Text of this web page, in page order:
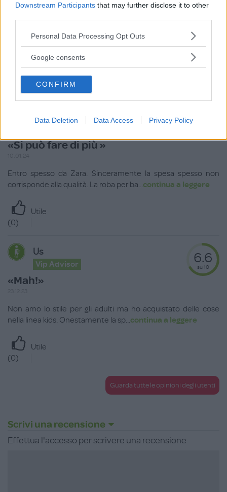
Downstream Participants that may further disclose it to other
Please note that this website/app uses one or more Google
not limited to your visit or usage behaviour. You may click to
use your data for below specified purposes in below Google
consent section.
Personal Data Processing Opt Outs
Google consents
CONFIRM
Data Deletion Data Access Privacy Policy
«Non del tutto soddisfatto »
18.01.24
Ho acquistato alcuni capi ma in tutta onestà non sono stato
molto contento trovo la qualità non...continua a leggere
Utile
Ilesunny
«Si può fare di più »
Entro spesso da Zara. Sinceramente la spesa spesso non
corrisponde alla qualità. La roba per ba...continua a leggere
Utile
(0)
Us
Vip Advisor
«Mah!»
6.6
su 10
Non amo lo stile per gli adulti ma ho acquistato delle cose
nella linea kids. Onestamente la sp...continua a leggere
Utile
(0)
Guarda tutte le opinioni degli utenti
Scrivi una recensione
Effettua l'accesso per scrivere una recensione